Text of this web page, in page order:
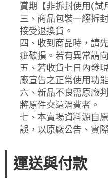
賞期【非拆封使用(試
三、商品包裝一經拆
接受退換貨。
四、收到商品時，請
疵破損。若有異常請
五、若收貨七日內發
廠宣告之正常使用功
六、新品不良需原廠
將原件交還消費者。
七、本賣場資料源自
誤，以原廠公告、實
運送與付款